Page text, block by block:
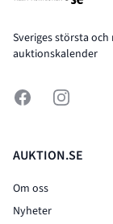
Sveriges största
auktionskalender
FacebookInstagram
AUKTION.SE
Om oss
Nyheter